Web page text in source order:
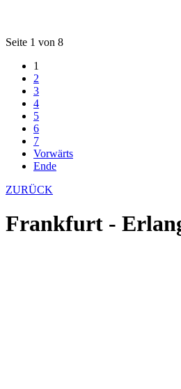
Seite 1 von 8
1
2
3
4
5
6
7
Vorwärts
Ende
ZURÜCK
Frankfurt -